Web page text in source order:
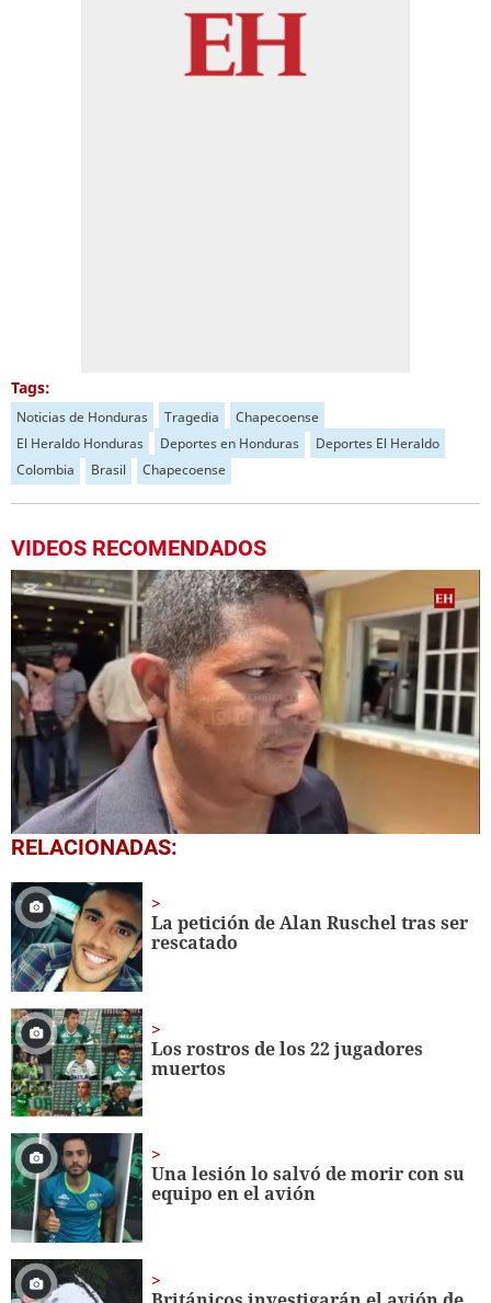
Tags:
Noticias de Honduras Tragedia
Chapecoense
El Heraldo Honduras
Deportes en Honduras
Deportes El Heraldo
Colombia
Brasil Chapecoense
VIDEOS RECOMENDADOS
0
seconds
1
minute,
16
seconds
RELACIONADAS:
La petición de Alan Ruschel tras ser
rescatado
Los rostros de los 22 jugadores
muertos
Una lesión lo salvó de morir con su
equipo en el avión